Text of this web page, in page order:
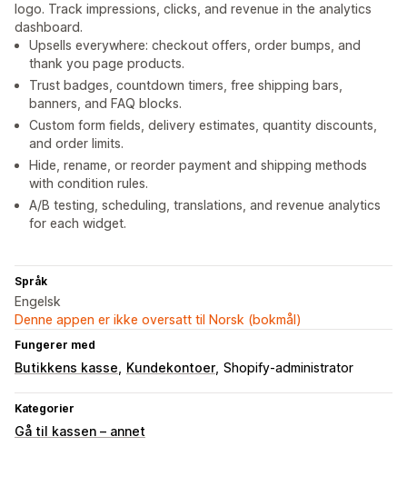
logo. Track impressions, clicks, and revenue in the analytics
dashboard.
Upsells everywhere: checkout offers, order bumps, and
thank you page products.
Trust badges, countdown timers, free shipping bars,
banners, and FAQ blocks.
Custom form fields, delivery estimates, quantity discounts,
and order limits.
Hide, rename, or reorder payment and shipping methods
with condition rules.
A/B testing, scheduling, translations, and revenue analytics
for each widget.
Språk
Engelsk
Denne appen er ikke oversatt til Norsk (bokmål)
Fungerer med
Butikkens kasse Kundekontoer Shopify-administrator
Kategorier
Gå til kassen – annet